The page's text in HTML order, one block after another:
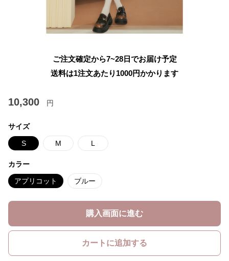
ご注文確定から7~28日でお届け予定
送料は1注文あたり 1000円かかります
10,300 円
サイズ
S M L
カラー
アプリコット ブルー
購入画面に進む
カートに追加する